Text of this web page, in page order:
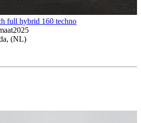
full hybrid 160 techno
2025
(NL)